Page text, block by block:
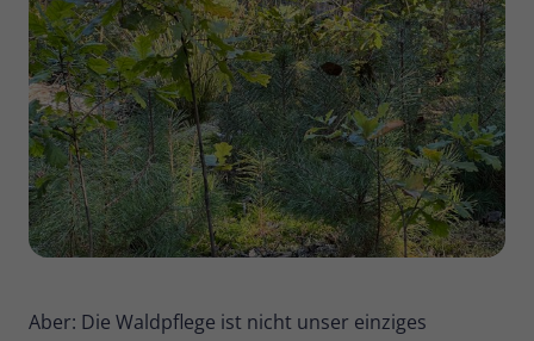
Aber: Die Waldpflege ist nicht unser einziges
Name _pk_ses
Anbieter Matomo
Laufzeit 30 Minuten
Zweck
Kurzlebige Cookies, die zur
vorübergehenden Speicherung von
Daten für den Besuch verwendet
werden.
Name _pk_cvar